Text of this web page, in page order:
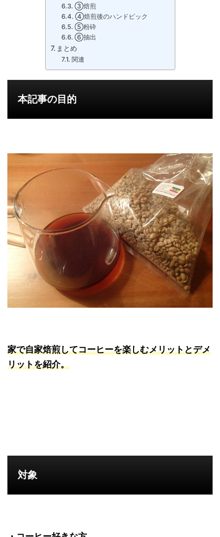
③焙煎
④焙煎後のハンドピック
⑤粉砕
⑥抽出
まとめ
関連
本記事の目的
家で自家焙煎してコーヒーを楽しむメリットとデメ
リットを紹介。
対象